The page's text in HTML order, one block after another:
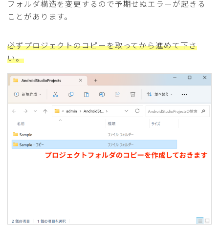
フォルダ構造を変更するので予期せぬエラーが起きる
ことがあります。
必ずプロジェクトのコピーを取ってから進めて下さ
い。